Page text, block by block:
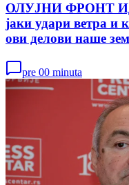
ОЛУЈНИ ФРОНТ
јаки удари ветра и
ови делови наше
pre 00 minuta